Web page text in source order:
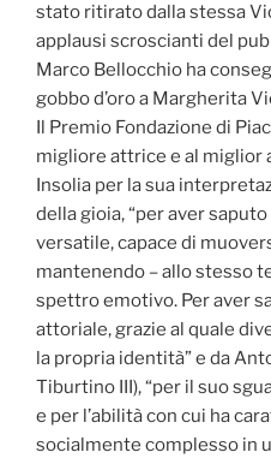
stato ritirato dalla stessa
applausi scroscianti del
Marco Bellocchio ha
gobbo d’oro a Margherita
Il Premio Fondazione di
migliore attrice e al miglior
Insolia per la sua
della gioia, “per aver
versatile, capace di
mantenendo – allo stesso
spettro emotivo. Per aver
attoriale, grazie al quale
la propria identità” e da
Tiburtino III), “per il suo
e per l’abilità con cui ha
socialmente complesso in